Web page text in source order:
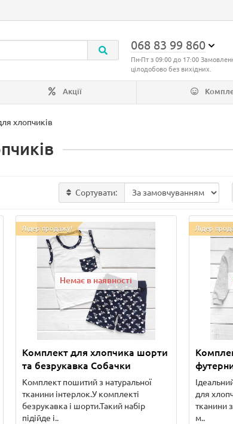
068 83 99 860
Пн-Пт з 09:00 до 17:00
цілодобово без вихідних.
Акції
хлопчиків
Сортувати:
Лідер продажу!
Немає в наявності
Комплект для хлопчика шорти
та безрукавка Собачки
Комплект пошитий з натуральної
тканини інтерлок.У комплекті
безрукавка і шорти.Такий набір
підійде і..
Лідер
для
тканини
м..